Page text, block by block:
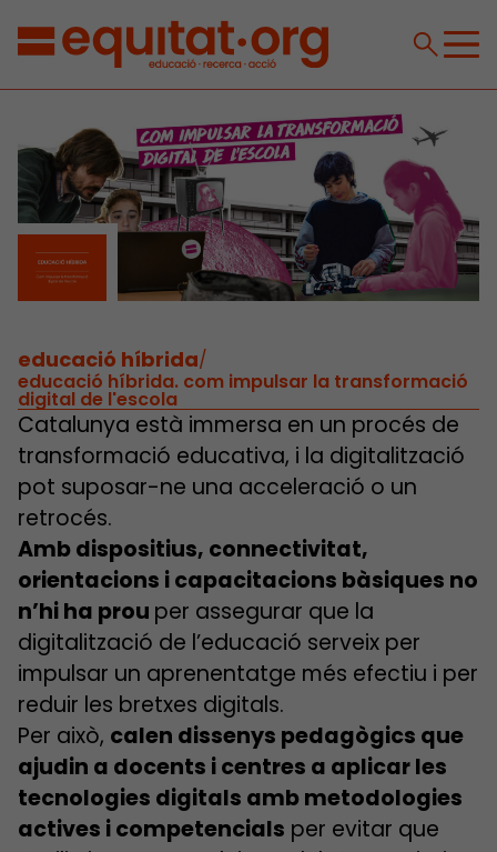
educació híbrida/
educació híbrida. com impulsar la transformació
digital de l'escola
Catalunya està immersa en un procés de
transformació educativa, i la digitalització
pot suposar-ne una acceleració o un
retrocés.
Amb dispositius, connectivitat,
orientacions i capacitacions bàsiques no
n’hi ha prou per assegurar que la
digitalització de l’educació serveix per
impulsar un aprenentatge més efectiu i per
reduir les bretxes digitals.
Per això, calen dissenys pedagògics que
ajudin a docents i centres a aplicar les
tecnologies digitals amb metodologies
actives i competencials per evitar que